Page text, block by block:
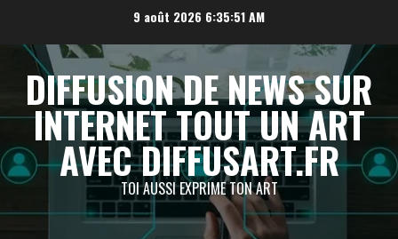
contenu
9 août 2026 6:35:51 AM
DIFFUSION DE NEWS SUR
INTERNET TOUT UN ART
AVEC DIFFUSART.FR
TOI AUSSI EXPRIME TON ART